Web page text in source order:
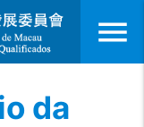
menu
da